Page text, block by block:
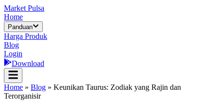
Market Pulsa
Home
Panduan
Harga Produk
Blog
Login
Download
Home » Blog » Keunikan Taurus: Zodiak yang Rajin dan
Terorganisir